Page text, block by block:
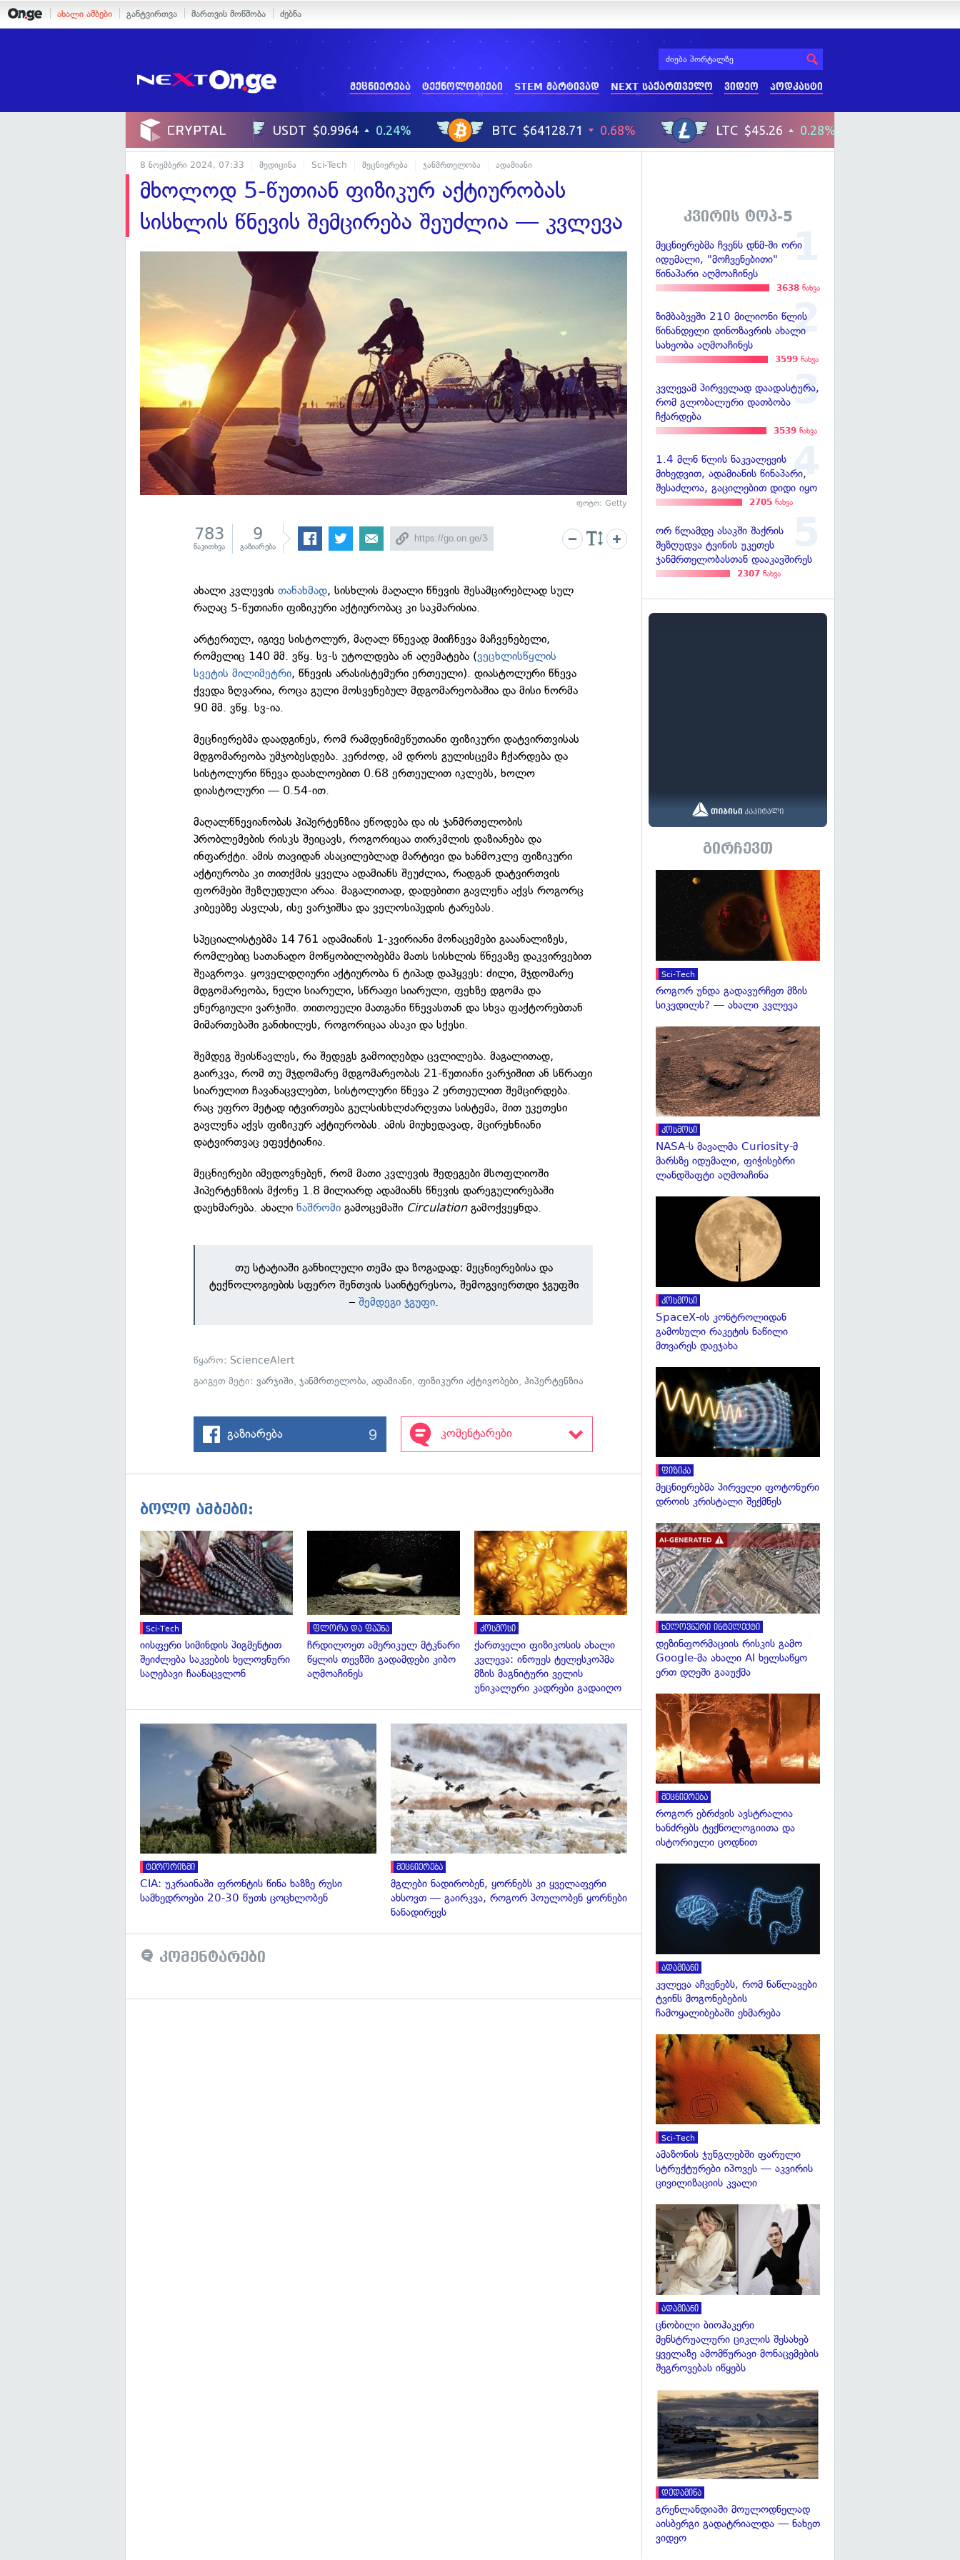
ახალი ამბები განტვირთვა მართვის მოწმობა ძებნა
მეცნიერება ტექნოლოგიები STEM მარტივად NEXT საქართველო ვიდეო პოდკასტი
8 ნოემბერი 2024, 07:33 მედიცინა Sci-Tech მეცნიერება ჯანმრთელობა ადამიანი
მხოლოდ 5-წუთიან ფიზიკურ აქტიურობას
სისხლის წნევის შემცირება შეუძლია — კვლევა
ფოტო: Getty
783
წაკითხვა
9
გაზიარება
ახალი კვლევისთანახმად, სისხლის მაღალი წნევის შესამცირებლად სულ
რაღაც 5-წუთიანი ფიზიკური აქტიურობაც კი საკმარისია.
არტერიულ, იგივე სისტოლურ, მაღალ წნევად მიიჩნევა მაჩვენებელი,
რომელიც 140 მმ. ვწყ. სვ-ს უტოლდება ან აღემატება (ვეცხლისწყლის
სვეტის მილიმეტრი, წნევის არასისტემური ერთეული). დიასტოლური წნევა
ქვედა ზღვარია, როცა გული მოსვენებულ მდგომარეობაშია და მისი ნორმა
90 მმ. ვწყ. სვ-ია.
მეცნიერებმა დაადგინეს, რომ რამდენიმეწუთიანი ფიზიკური დატვირთვისას
მდგომარეობა უმჯობესდება. კერძოდ, ამ დროს გულისცემა ჩქარდება და
სისტოლური წნევა დაახლოებით 0.68 ერთეულით იკლებს, ხოლო
დიასტოლური — 0.54-ით.
მაღალწნევიანობას ჰიპერტენზია ეწოდება და ის ჯანმრთელობის
პრობლემების რისკს შეიცავს, როგორიცაა თირკმლის დაზიანება და
ინფარქტი. ამის თავიდან ასაცილებლად მარტივი და ხანმოკლე ფიზიკური
აქტიურობა კი თითქმის ყველა ადამიანს შეუძლია, რადგან დატვირთვის
ფორმები შეზღუდული არაა. მაგალითად, დადებითი გავლენა აქვს როგორც
კიბეებზე ასვლას, ისე ვარჯიშსა და ველოსიპედის ტარებას.
სპეციალისტებმა 14 761 ადამიანის 1-კვირიანი მონაცემები გააანალიზეს,
რომლებიც სათანადო მოწყობილობებმა მათს სისხლის წნევაზე დაკვირვებით
შეაგროვა. ყოველდღიური აქტიურობა 6 ტიპად დაჰყვეს: ძილი, მჯდომარე
მდგომარეობა, ნელი სიარული, სწრაფი სიარული, ფეხზე დგომა და
ენერგიული ვარჯიში. თითოეული მათგანი წნევასთან და სხვა ფაქტორებთან
მიმართებაში განიხილეს, როგორიცაა ასაკი და სქესი.
შემდეგ შეისწავლეს, რა შედეგს გამოიღებდა ცვლილება. მაგალითად,
გაირკვა, რომ თუ მჯდომარე მდგომარეობას 21-წუთიანი ვარჯიშით ან სწრაფი
სიარულით ჩავანაცვლებთ, სისტოლური წნევა 2 ერთეულით შემცირდება.
რაც უფრო მეტად იტვირთება გულსისხლძარღვთა სისტემა, მით უკეთესი
გავლენა აქვს ფიზიკურ აქტიურობას. ამის მიუხედავად, მცირეხნიანი
დატვირთვაც ეფექტიანია.
მეცნიერები იმედოვნებენ, რომ მათი კვლევის შედეგები მსოფლიოში
ჰიპერტენზიის მქონე 1.8 მილიარდ ადამიანს წნევის დარეგულირებაში
დაეხმარება. ახალინაშრომი გამოცემაში Circulationგამოქვეყნდა.
თუ სტატიაში განხილული თემა და ზოგადად: მეცნიერებისა და
ტექნოლოგიების სფერო შენთვის საინტერესოა, შემოგვიერთდი ჯგუფში
–შემდეგი ჯგუფი.
წყარო: ScienceAlert
გაიგეთ მეტი:ვარჯიში,ჯანმრთელობა,ადამიანი,ფიზიკური აქტივობები,ჰიპერტენზია
გაზიარება 9 კომენტარები
ბოლო ამბები:
Sci-Tech
იისფერი სიმინდის პიგმენტით
შეიძლება საკვების ხელოვნური
საღებავი ჩაანაცვლონ
გადახედვა
ფლორა და ფაუნა
ჩრდილოეთ ამერიკულ მტკნარი
წყლის თევზში გადამდები კიბო
აღმოაჩინეს
გადახედვა
კოსმოსი
ქართველი ფიზიკოსის ახალი
კვლევა: ინოუეს ტელესკოპმა
მზის მაგნიტური ველის
უნიკალური კადრები გადაიღო
გადახედვა
ტერორიზმი
CIA: უკრაინაში ფრონტის წინა ხაზზე რუსი
სამხედროები 20-30 წუთს ცოცხლობენ
გადახედვა
მეცნიერება
მგლები ნადირობენ, ყორნებს კი ყველაფერი
ახსოვთ — გაირკვა, როგორ პოულობენ ყორნები
ნანადირევს
კომენტარები
კვირის ტოპ-5
მეცნიერებმა ჩვენს დნმ-ში ორი
იდუმალი, "მოჩვენებითი"
წინაპარი აღმოაჩინეს
3638 ნახვა
ზიმბაბვეში 210 მილიონი წლის
წინანდელი დინოზავრის ახალი
სახეობა აღმოაჩინეს
3599 ნახვა
კვლევამ პირველად დაადასტურა,
რომ გლობალური დათბობა
ჩქარდება
3539 ნახვა
1.4 მლნ წლის ნაკვალევის
მიხედვით, ადამიანის წინაპარი,
შესაძლოა, გაცილებით დიდი იყო
2705 ნახვა
ორ წლამდე ასაკში შაქრის
შეზღუდვა ტვინის უკეთეს
ჯანმრთელობასთან დააკავშირეს
2307 ნახვა
გირჩევთ
Sci-Tech
როგორ უნდა გადავურჩეთ მზის
სიკვდილს? — ახალი კვლევა
კოსმოსი
NASA-ს მავალმა Curiosity-მ
მარსზე იდუმალი, ფიჭისებრი
ლანდშაფტი აღმოაჩინა
კოსმოსი
SpaceX-ის კონტროლიდან
გამოსული რაკეტის ნაწილი
მთვარეს დაეჯახა
ფიზიკა
მეცნიერებმა პირველი ფოტონური
დროის კრისტალი შექმნეს
ხელოვნური ინტელექტი
დეზინფორმაციის რისკის გამო
Google-მა ახალი AI ხელსაწყო
ერთ დღეში გააუქმა
მეცნიერება
როგორ ებრძვის ავსტრალია
ხანძრებს ტექნოლოგიითა და
ისტორიული ცოდნით
ადამიანი
კვლევა აჩვენებს, რომ ნაწლავები
ტვინს მოგონებების
ჩამოყალიბებაში ეხმარება
Sci-Tech
ამაზონის ჯუნგლებში ფარული
სტრუქტურები იპოვეს — აკვირის
ცივილიზაციის კვალი
ადამიანი
ცნობილი ბიოჰაკერი
მენსტრუალური ციკლის შესახებ
ყველაზე ამომწურავი მონაცემების
შეგროვებას იწყებს
დედამიწა
გრენლანდიაში მოულოდნელად
აისბერგი გადატრიალდა — ნახეთ
ვიდეო